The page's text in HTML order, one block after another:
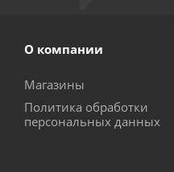
О компании
Магазины
Политика обработки
персональных данных